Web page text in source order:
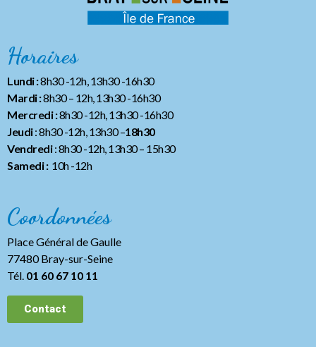
Horaires
Lundi :8h30 -12h, 13h30 -16h30
Mardi :8h30 – 12h, 13h30 -16h30
Mercredi :8h30 -12h, 13h30 -16h30
Jeudi: 8h30 -12h, 13h30 –18h30
Vendredi: 8h30 -12h, 13h30– 15h30
Samedi :10h -12h
Coordonnées
Place Général de Gaulle
77480 Bray-sur-Seine
Tél. 01 60 67 10 11
Contact